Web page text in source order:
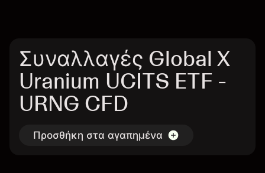
Συναλλαγές Global X
Uranium UCITS ETF -
URNG CFD
Προσθήκη στα αγαπημένα